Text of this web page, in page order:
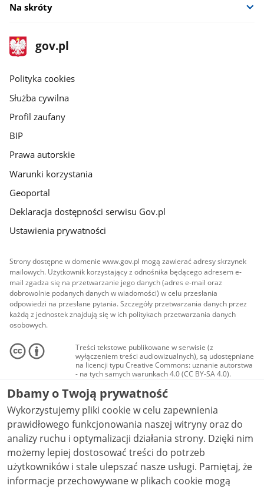
Na skróty
stopka
gov.pl
Strona
gov.pl
gov.pl
Polityka cookies
Służba cywilna
Profil zaufany
BIP
Prawa autorskie
Warunki korzystania
Geoportal
Deklaracja dostępności serwisu Gov.pl
Ustawienia prywatności
Strony dostępne w domenie www.gov.pl mogą zawierać adresy skrzynek
mailowych. Użytkownik korzystający z odnośnika będącego adresem e-
mail zgadza się na przetwarzanie jego danych (adres e-mail oraz
dobrowolnie podanych danych w wiadomości) w celu przesłania
odpowiedzi na przesłane pytania. Szczegóły przetwarzania danych przez
każdą z jednostek znajdują się w ich politykach przetwarzania danych
osobowych.
Treści tekstowe publikowane w serwisie (z
wyłączeniem treści audiowizualnych), są udostępniane
na licencji typu Creative Commons: uznanie autorstwa
- na tych samych warunkach 4.0 (CC BY-SA 4.0).
Materiały audiowizualne, w tym zdjęcia, materiały
audio i wideo, są udostępniane na licencji typu
Creative Commons: uznanie autorstwa użycie
niekomercyjne - bez utworów zależnych 4.0 (CC BY-
NC-ND 4.0), o ile nie jest to stwierdzone inaczej.
Dbamy o Twoją prywatność
Wykorzystujemy pliki cookie w celu zapewnienia
prawidłowego funkcjonowania naszej witryny oraz do
analizy ruchu i optymalizacji działania strony. Dzięki nim
możemy lepiej dostosować treści do potrzeb
użytkowników i stale ulepszać nasze usługi. Pamiętaj, że
informacje przechowywane w plikach cookie mogą